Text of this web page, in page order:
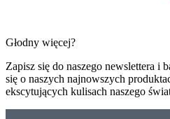
Głodny więcej?
Zapisz się do naszego newslettera i
się o naszych najnowszych
ekscytujących kulisach naszego